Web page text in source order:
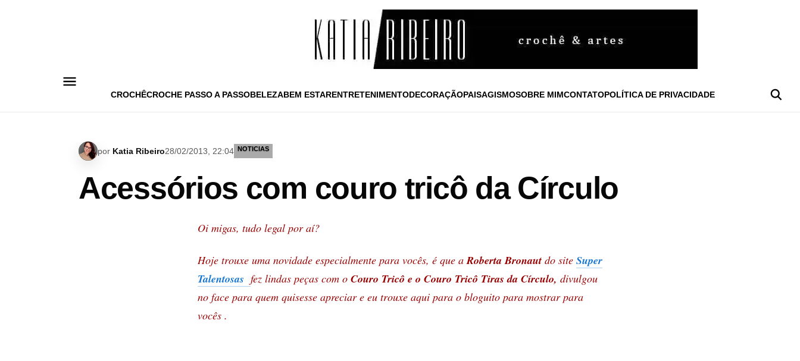
CROCHÊCROCHE PASSO A PASSOBELEZABEM ESTARENTRETENIMENTODECORAÇÃOPAISAGISMOSOBRE MIMCONTATOPOLÍTICA DE PRIVACIDADE
por Katia Ribeiro28/02/2013, 22:04 NOTICIAS
Acessórios com couro tricô da Círculo
Oi migas, tudo legal por aí?
Hoje trouxe uma novidade especialmente para vocês, é que a Roberta Bronaut do site Super
Talentosas fez lindas peças com o Couro Tricô e o Couro Tricô Tiras da Círculo, divulgou
no face para quem quisesse apreciar e eu trouxe aqui para o bloguito para mostrar para
vocês .